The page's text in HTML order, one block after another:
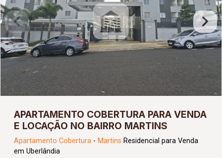
APARTAMENTO COBERTURA PARA VENDA
E LOCAÇÃO NO BAIRRO MARTINS
Apartamento Cobertura - Martins Residencial para Venda
em Uberlândia